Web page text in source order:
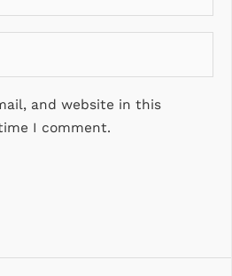
and website in this
I comment.